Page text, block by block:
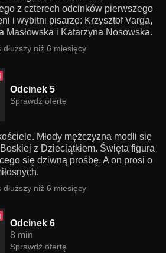
z czterech odcinków pierwszego
i wybitni pisarze: Krzysztof Varga,
Masłowska i Katarzyna Nosowska.
niż 6 miesięcy
Odcinek 5
Sprawdź ofertę
Młody mężczyzna modli się
z Dzieciątkiem. Święta figura
się dziwną prośbę. A on prosi o
niż 6 miesięcy
Odcinek 6
8 min
Sprawdź ofertę